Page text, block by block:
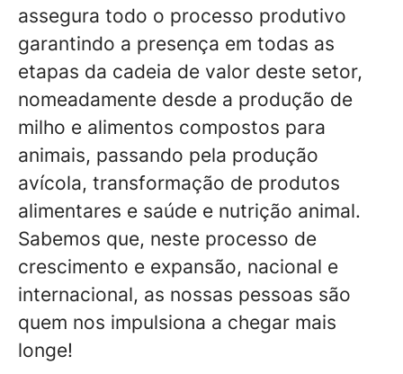
assegura todo o processo produtivo
garantindo a presença em todas as
etapas da cadeia de valor deste setor,
nomeadamente desde a produção de
milho e alimentos compostos para
animais, passando pela produção
avícola, transformação de produtos
alimentares e saúde e nutrição animal.
Sabemos que, neste processo de
crescimento e expansão, nacional e
internacional, as nossas pessoas são
quem nos impulsiona a chegar mais
longe!